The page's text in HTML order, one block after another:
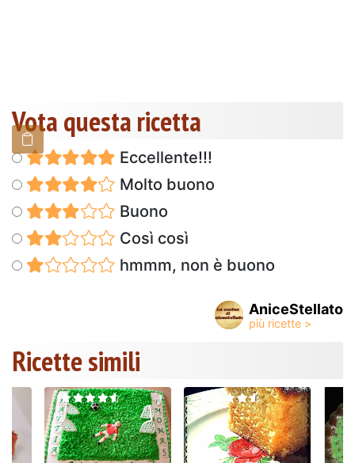
Vota questa ricetta
Eccellente!!!
Molto buono
Buono
Così così
hmmm, non è buono
AniceStellato
Ricette simili